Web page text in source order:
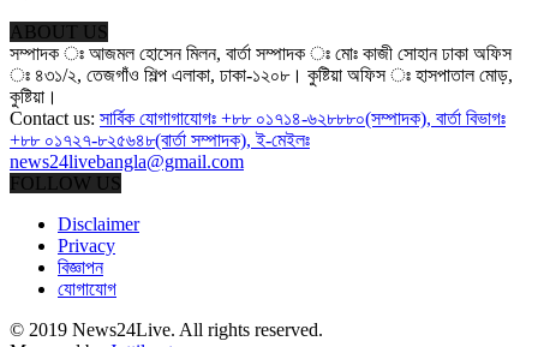
ABOUT US
সম্পাদক ঃ আজমল হোসেন মিলন, বার্তা সম্পাদক ঃ মোঃ কাজী সোহান ঢাকা অফিস
ঃ ৪৩১/২, তেজগাঁও শিল্প এলাকা, ঢাকা-১২০৮। কুষ্টিয়া অফিস ঃ হাসপাতাল মোড়,
কুষ্টিয়া।
Contact us: সার্বিক যোগাগাযোগঃ +৮৮ ০১৭১৪-৬২৮৮৮০(সম্পাদক), বার্তা বিভাগঃ
+৮৮ ০১৭২৭-৮২৫৬৪৮(বার্তা সম্পাদক), ই-মেইলঃ
news24livebangla@gmail.com
FOLLOW US
Disclaimer
Privacy
বিজ্ঞাপন
যোগাযোগ
© 2019 News24Live. All rights reserved.